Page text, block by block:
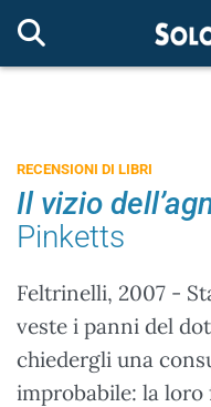
RECENSIONI DI LIBRI
Il vizio
Pinketts
Feltrinelli, 2007 -
veste i panni del
chiedergli una
improbabile: la